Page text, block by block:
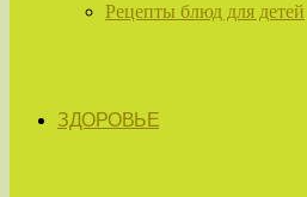
Рецепты блюд для детей
ЗДОРОВЬЕ